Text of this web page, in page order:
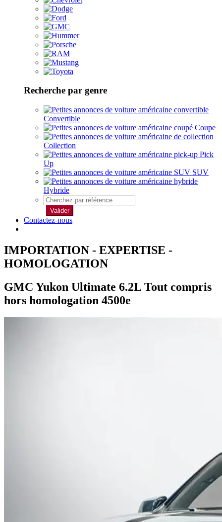
Recherche par genre
Convertible
Coupe
Collection
Pick
Up
SUV
Hybride
Valider
Contactez-nous
IMPORTATION - EXPERTISE -
HOMOLOGATION
GMC Yukon Ultimate 6.2L Tout compris
hors homologation 4500e